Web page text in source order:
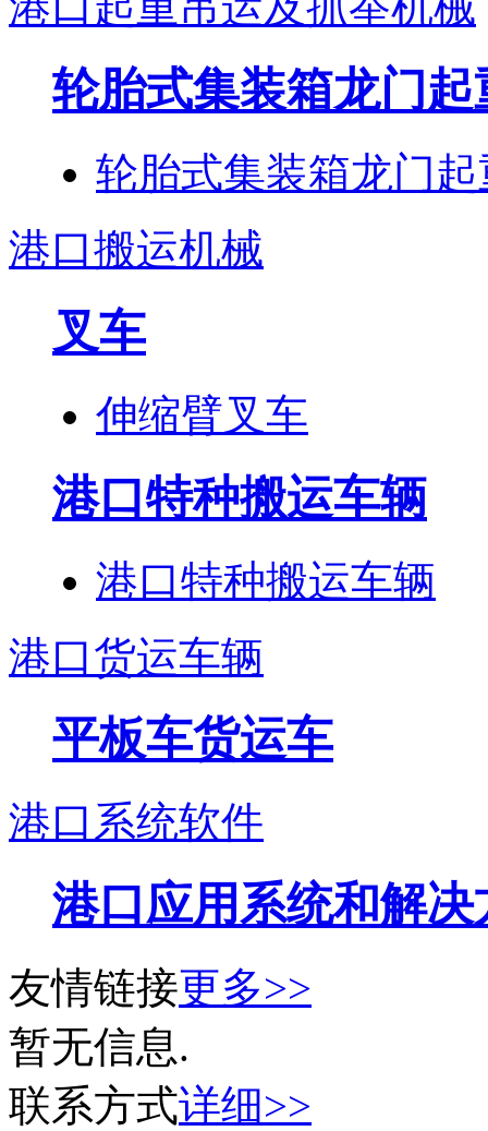
轮胎式集装箱龙门起
轮胎式集装箱龙门
港口搬运机械
叉车
伸缩臂叉车
港口特种搬运车辆
港口特种搬运车辆
港口货运车辆
平板车货运车
港口系统软件
港口应用系统和解决
友情链接更多>>
暂无信息.
联系方式详细>>